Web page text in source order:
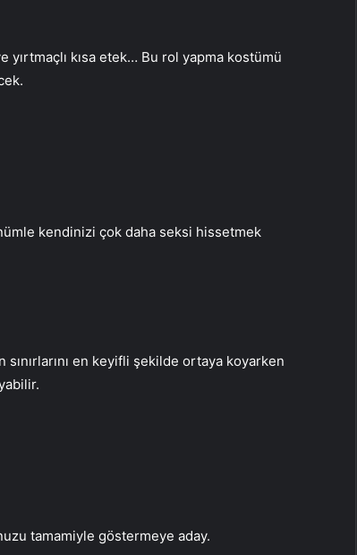
yırtmaçlı kısa etek… Bu rol yapma kostümü
kendinizi çok daha seksi hissetmek
sınırlarını en keyifli şekilde ortaya koyarken
tamamiyle göstermeye aday.